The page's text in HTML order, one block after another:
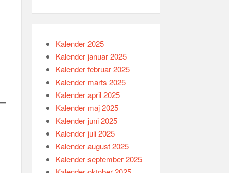
Kalender 2025
Kalender januar 2025
Kalender februar 2025
Kalender marts 2025
Kalender april 2025
Kalender maj 2025
Kalender juni 2025
Kalender juli 2025
Kalender august 2025
Kalender september 2025